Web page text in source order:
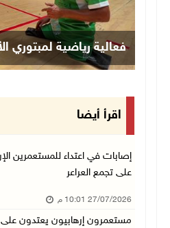
فعالية رياضية
اقرأ أيضا
إصابات في اعتداء للمستعمرين
على تجمع العراعر
27/07/2026 10:01 م
مستعمرون إرهابيون يعتدون